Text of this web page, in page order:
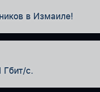
в Измаиле!
Гбит/с.